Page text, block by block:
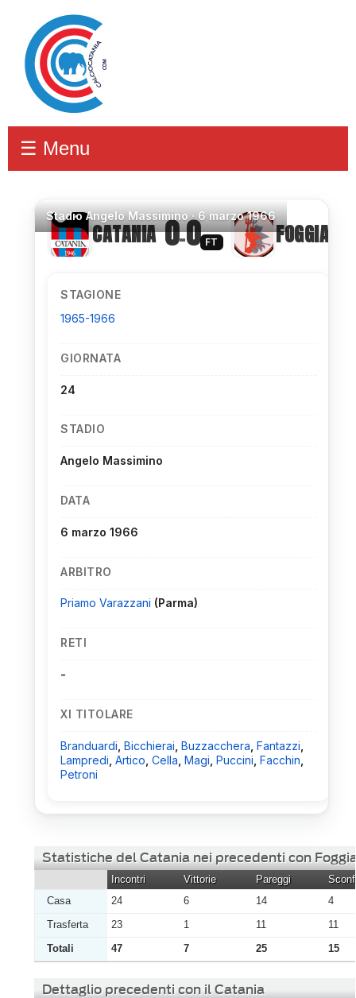
☰ Menu
StadioAngelo Massimino ·6 marzo 1966
CATANIA 0–0 FT FOGGIA
STAGIONE
1965-1966
GIORNATA
24
STADIO
Angelo Massimino
DATA
6 marzo 1966
ARBITRO
Priamo Varazzani (Parma)
RETI
-
XI TITOLARE
Branduardi Bicchierai Buzzacchera Fantazzi
Lampredi Artico Cella Magi Puccini Facchin
Petroni
Statistiche del Catania nei precedenti con
Incontri Vittorie Pareggi
Casa
24 6 14
4
Trasferta
23 1 11
11
Totali
47 7 25 15
Dettaglio precedenti con il Catania